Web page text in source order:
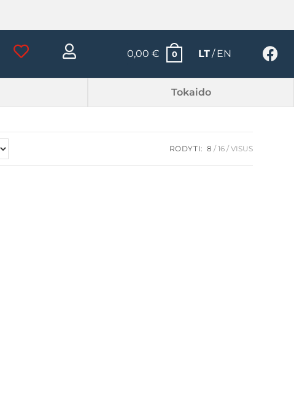
0,00€ 0 LT EN
Tokaido
RODYTI: 8 16 VISUS